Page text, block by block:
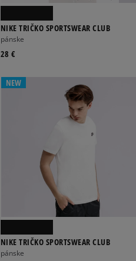
NIKE TRIČKO SPORTSWEAR CLUB
pánske
28 €
NEW
NIKE TRIČKO SPORTSWEAR CLUB
pánske